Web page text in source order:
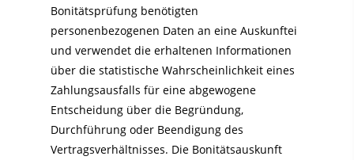
Bonitätsprüfung benötigten
personenbezogenen Daten an eine Auskunftei
und verwendet die erhaltenen Informationen
über die statistische Wahrscheinlichkeit eines
Zahlungsausfalls für eine abgewogene
Entscheidung über die Begründung,
Durchführung oder Beendigung des
Vertragsverhältnisses. Die Bonitätsauskunft